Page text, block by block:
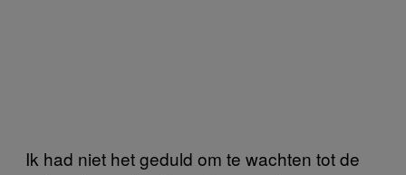
Ik had niet het geduld om te wachten tot de